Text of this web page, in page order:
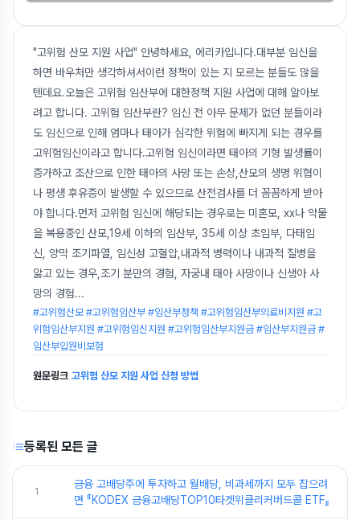
"고위험 산모 지원 사업" 안녕하세요, 에리카입니다.대부분 임신을
하면 바우처만 생각하셔서이런 정책이 있는 지 모르는 분들도 많을
텐데요.오늘은 고위험 임산부에 대한정책 지원 사업에 대해 알아보
려고 합니다. 고위험 임산부란? 임신 전 아무 문제가 없던 분들이라
도 임신으로 인해 엄마나 태아가 심각한 위험에 빠지게 되는 경우를
고위험임신이라고 합니다.고위험 임신이라면 태아의 기형 발생률이
증가하고 조산으로 인한 태아의 사망 또는 손상,산모의 생명 위협이
나 평생 후유증이 발생할 수 있으므로 산전검사를 더 꼼꼼하게 받아
야 합니다.먼저 고위험 임신에 해당되는 경우로는 미혼모, xx나 약물
을 복용중인 산모,19세 이하의 임산부, 35세 이상 초임부, 다태임
신, 양막 조기파열, 임신성 고혈압,내과적 병력이나 내과적 질병을
앓고 있는 경우,조기 분만의 경험, 자궁내 태아 사망이나 신생아 사
망의 경험...
#고위험산모 #고위험임산부 #임산부정책 #고위험임산부의료비지원 #고
위험임산부지원 #고위험임신지원 #고위험임산부지원금 #임산부지원금 #
임산부입원비보험
원문링크 고위험 산모 지원 사업 신청 방법
등록된 모든 글
1
금융 고배당주에 투자하고 월배당, 비과세까지 모두 잡으려
면 『KODEX 금융고배당TOP10타겟위클리커버드콜 ETF』